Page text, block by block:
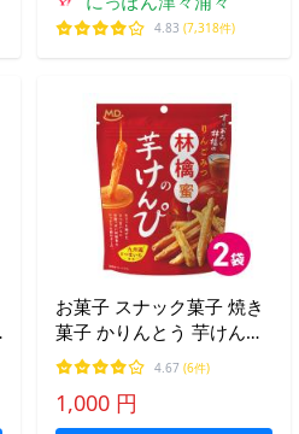
4.83 (7,318件)
お菓子 スナック菓子 焼き
菓子 かりんとう 芋けんぴ
さつまいも 和菓子 お茶菓
子 林檎蜜 2個セット
4.67 (6件)
1,000 円